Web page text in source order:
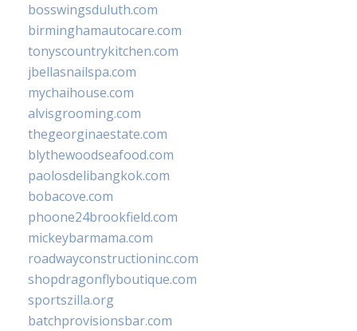
bosswingsduluth.com
birminghamautocare.com
tonyscountrykitchen.com
jbellasnailspa.com
mychaihouse.com
alvisgrooming.com
thegeorginaestate.com
blythewoodseafood.com
paolosdelibangkok.com
bobacove.com
phoone24brookfield.com
mickeybarmama.com
roadwayconstructioninc.com
shopdragonflyboutique.com
sportszilla.org
batchprovisionsbar.com